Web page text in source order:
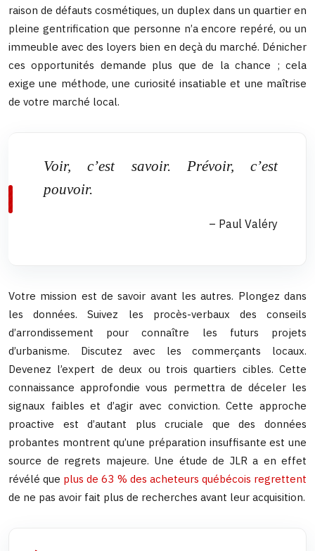
raison de défauts cosmétiques, un duplex dans un quartier en
pleine gentrification que personne n’a encore repéré, ou un
immeuble avec des loyers bien en deçà du marché. Dénicher
ces opportunités demande plus que de la chance ; cela
exige une méthode, une curiosité insatiable et une maîtrise
de votre marché local.
Voir, c’est savoir. Prévoir, c’est
pouvoir.
– Paul Valéry
Votre mission est de savoir avant les autres. Plongez dans
les données. Suivez les procès-verbaux des conseils
d’arrondissement pour connaître les futurs projets
d’urbanisme. Discutez avec les commerçants locaux.
Devenez l’expert de deux ou trois quartiers cibles. Cette
connaissance approfondie vous permettra de déceler les
signaux faibles et d’agir avec conviction. Cette approche
proactive est d’autant plus cruciale que des données
probantes montrent qu’une préparation insuffisante est une
source de regrets majeure. Une étude de JLR a en effet
révélé que plus de 63 % des acheteurs québécois regrettent
de ne pas avoir fait plus de recherches avant leur acquisition.